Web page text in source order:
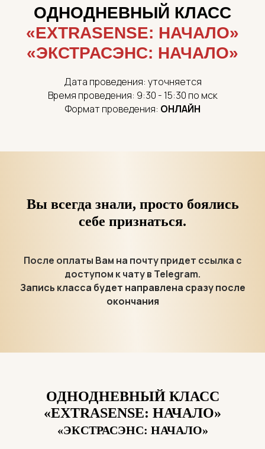
ОДНОДНЕВНЫЙ КЛАСС
«EXTRASENSE: НАЧАЛО»
«ЭКСТРАСЭНС: НАЧАЛО»
Дата проведения: уточняется
Время проведения: 9:30 - 15:30 по мск
Формат проведения: ОНЛАЙН
Вы всегда знали, просто боялись
себе признаться.
После оплаты Вам на почту придет ссылка с
доступом к чату в Telegram.
Запись класса будет направлена сразу после
окончания
ОДНОДНЕВНЫЙ КЛАСС
«EXTRASENSE: НАЧАЛО»
«ЭКСТРАСЭНС: НАЧАЛО»